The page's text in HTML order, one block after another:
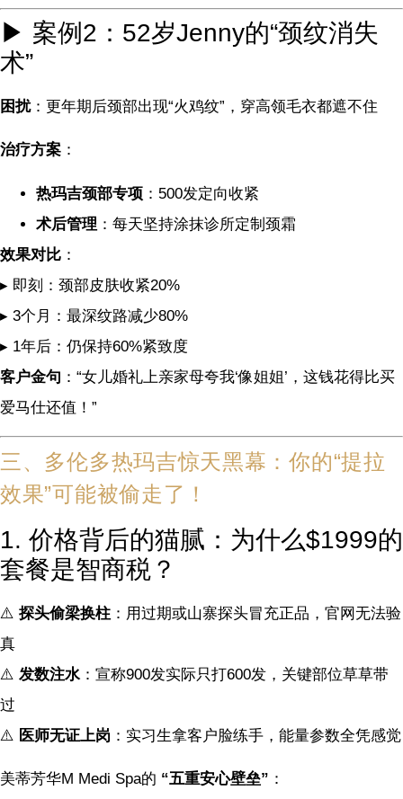
▶ 案例2：52岁Jenny的“颈纹消失
术”
困扰：更年期后颈部出现“火鸡纹”，穿高领毛衣都遮不住
治疗方案 ：
热玛吉颈部专项 ：500发定向收紧
术后管理 ：每天坚持涂抹诊所定制颈霜
效果对比 ：
▸ 即刻：颈部皮肤收紧20%
▸ 3个月：最深纹路减少80%
▸ 1年后：仍保持60%紧致度
客户金句 ：“女儿婚礼上亲家母夸我‘像姐姐’，这钱花得比买
爱马仕还值！”
三、多伦多热玛吉惊天黑幕：你的“提拉
效果”可能被偷走了！
1. 价格背后的猫腻：为什么$1999的
套餐是智商税？
⚠️ 探头偷梁换柱 ：用过期或山寨探头冒充正品，官网无法验
真
⚠️ 发数注水 ：宣称900发实际只打600发，关键部位草草带
过
⚠️ 医师无证上岗 ：实习生拿客户脸练手，能量参数全凭感觉
美蒂芳华M Medi Spa的 “五重安心壁垒” ：